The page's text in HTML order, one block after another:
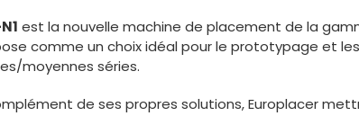
est la nouvelle machine de placement de la
comme un choix idéal pour le prototypage et les
moyennes séries.
de ses propres solutions, Europlacer